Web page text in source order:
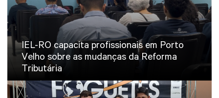
IEL-RO capacita profissionais em Porto
Velho sobre as mudanças da Reforma
Tributária